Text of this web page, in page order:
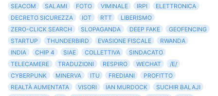
SEACOM
SALAMI FOTO VIMINALE IRPI
ELETTRONICA
DECRETO SICUREZZA
IOT RTT
LIBERISMO
ZERO-CLICK SEARCH
SLOPAGANDA DEEP FAKE
GEOFENCING
STARTUP
THUNDERBIRD EVASIONE FISCALE
RWANDA
INDIA
CHIP 4 SIAE COLLETTIVA
SINDACATO
TELECAMERE
TRADUZIONI RESPIRO WECHAT
/E/
CYBERPUNK
MINERVA ITU FREDIANI
PROFITTO
REALTÀ AUMENTATA
VISORI IAN MURDOCK
SUCHIR BALAJI